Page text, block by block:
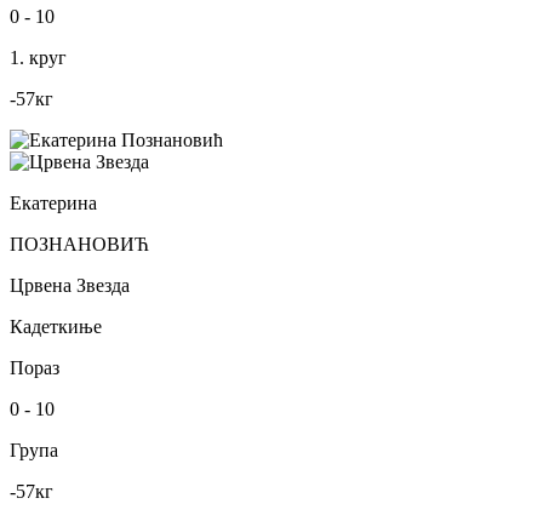
0 - 10
1. круг
-57кг
Екатерина
ПОЗНАНОВИЋ
Црвена Звезда
Кадеткиње
Пораз
0 - 10
Група
-57кг